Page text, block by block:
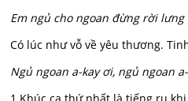
Em ngủ cho ngoan đừng rời lưng
Có lúc như vỗ về yêu thương.
Ngủ ngoan a-kay ơi, ngủ ngoan